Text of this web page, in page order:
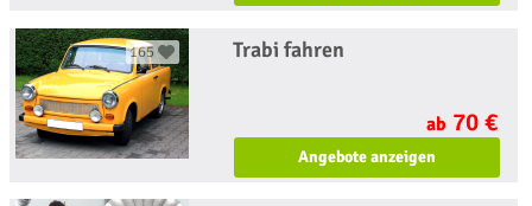
165 Trabi fahren
ab 70 €
Angebote anzeigen